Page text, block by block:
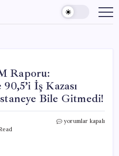
Raporu:
İş Kazası
Bile Gitmedi!
Şok
yorumlar kapalı